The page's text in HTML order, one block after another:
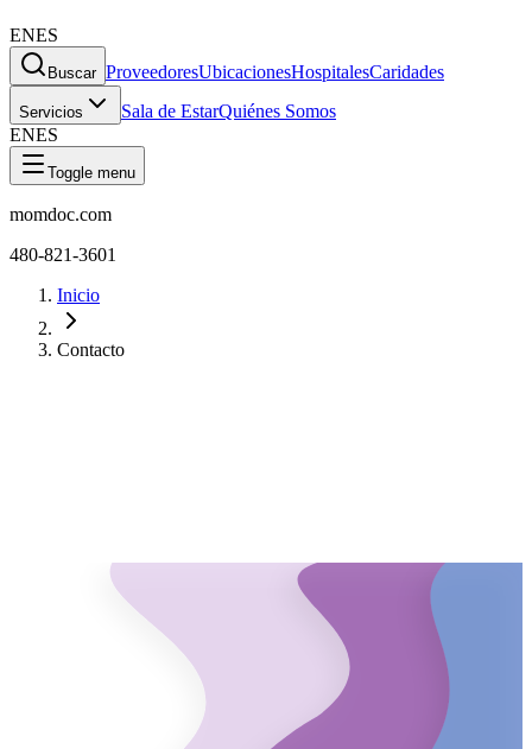
ENES
Buscar ProveedoresUbicacionesHospitalesCaridades
Servicios Sala de EstarQuiénes Somos
ENES
Toggle menu
momdoc.com
480-821-3601
Inicio
Contacto